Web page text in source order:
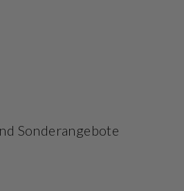
Sonderangebote